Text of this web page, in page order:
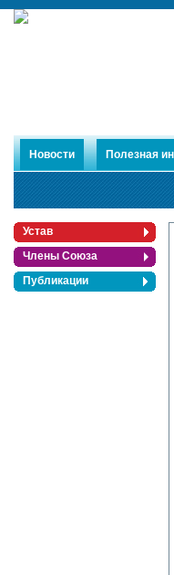
Новости Полезная
Устав
Члены Союза
Публикации